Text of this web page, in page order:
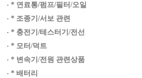
· * 연료통/펌프/필터/오일
· * 조종기/서보 관련
· * 충전기/테스터기/전선
· * 모터/덕트
· * 변속기/전원 관련상품
· * 배터리